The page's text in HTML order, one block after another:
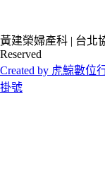
黃建榮婦產科 | 台北
Reserved
Created by 虎鯨數位
掛號